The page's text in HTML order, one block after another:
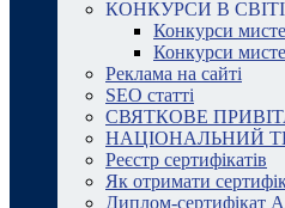
КОНКУРСИ В СВІТІ
Конкурси
Конкурси
Реклама на сайті
SEO статті
СВЯТКОВЕ
НАЦІОНАЛЬНИЙ
Реєстр сертифікатів
Як отримати
Диплом-сертифікат